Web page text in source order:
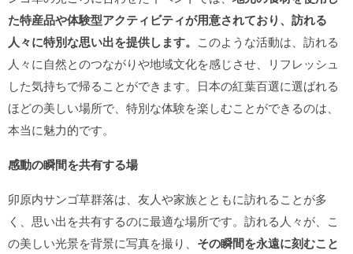
た特産品や体験型アクティビティが用意されており、訪れる
人々に特別な思い出を提供します。 このような活動は、訪れる
人々に自然とのつながりや地域文化を感じさせ、リフレッシュ
した気持ちで帰ることができます。日本の紅葉百選に選ばれる
ほどの美しい場所で、特別な体験を楽しむことができるのは、
本当に魅力的です。
感動の瞬間を共有する場
卯原内サンゴ草群落は、友人や家族とともに訪れることが多
く、思い出を共有するのに最適な場所です。訪れる人々が、こ
の美しい光景を背景に写真を撮り、 その瞬間を永遠に刻むこと